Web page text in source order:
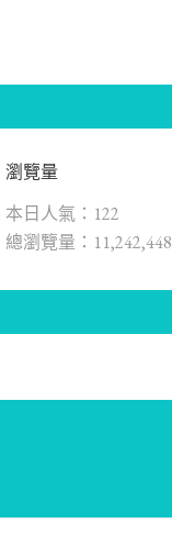
瀏覽量
本日人氣：122
總瀏覽量：11,242,448